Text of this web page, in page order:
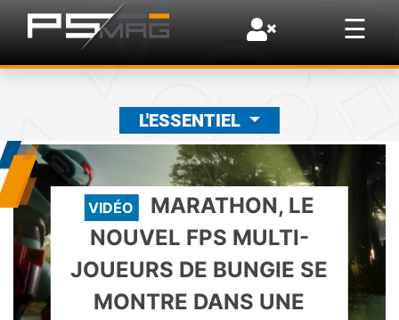
☰
×
L'ESSENTIEL
VIDÉO
MARATHON, LE
NOUVEL FPS MULTI-
JOUEURS DE BUNGIE SE
MONTRE DANS UNE